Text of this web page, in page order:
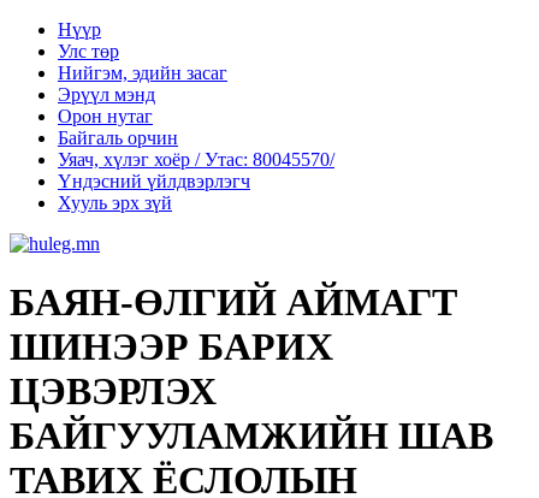
Нүүр
Улс төр
Нийгэм, эдийн засаг
Эрүүл мэнд
Орон нутаг
Байгаль орчин
Уяач, хүлэг хоёр / Утас: 80045570/
Үндэсний үйлдвэрлэгч
Хууль эрх зүй
БАЯН-ӨЛГИЙ АЙМАГТ
ШИНЭЭР БАРИХ
ЦЭВЭРЛЭХ
БАЙГУУЛАМЖИЙН ШАВ
ТАВИХ ЁСЛОЛЫН